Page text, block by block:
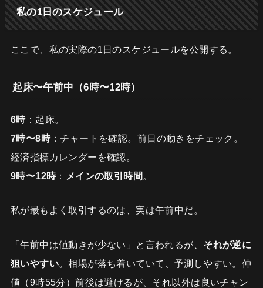
私の1日のスケジュール
ここで、私の実際の1日のスケジュールを公開する。
起床〜午前中（6時〜12時）
6時：起床。
7時〜8時：チャートを確認。前日の動きをチェック。
経済指標カレンダーを確認。
9時〜12時： メインの取引時間 。
私が最もよく取引するのは、実は午前中だ。
「午前中は値動きが少ない」と言われるが、 それが逆に
狙いやすい。相場が落ち着いていて、予測しやすい。仲
値（9時55分）前後は避けるが、それ以外は良いチャン